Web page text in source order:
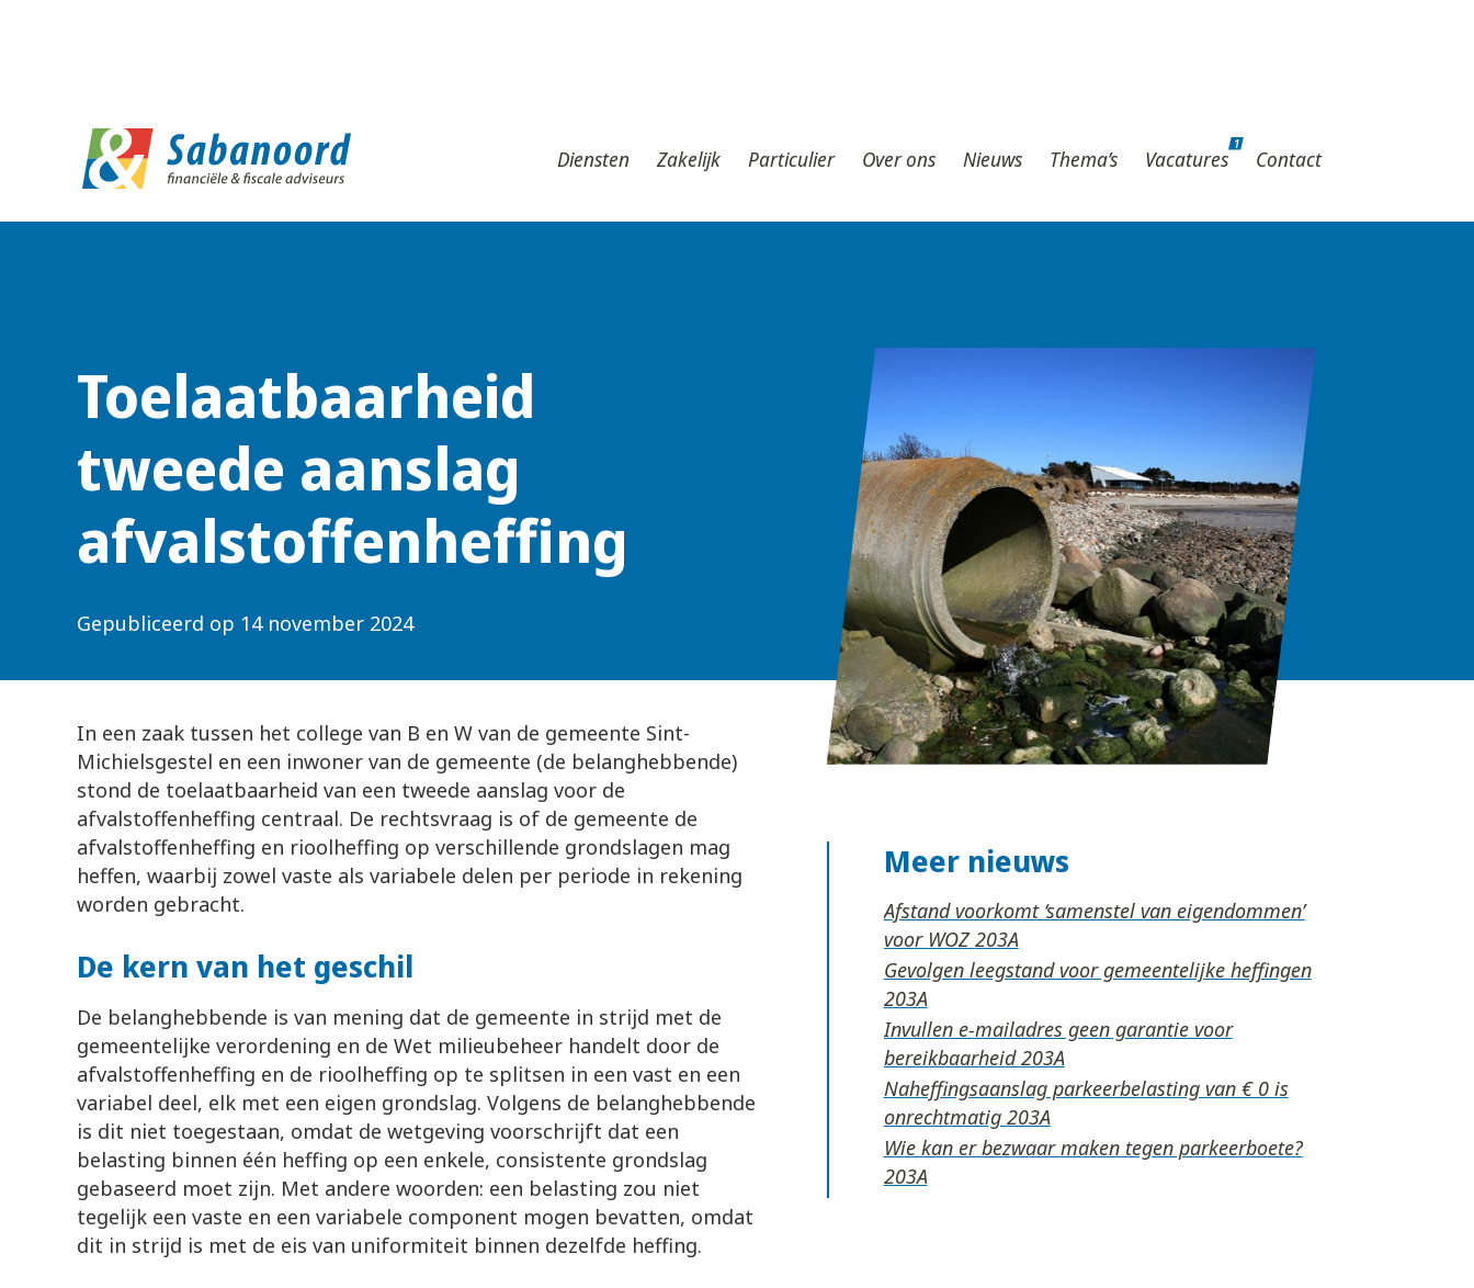
Diensten Zakelijk Particulier Over ons Nieuws Thema’s Vacatures
1
Contact
Toelaatbaarheid
tweede aanslag
afvalstoffenheffing
Gepubliceerd op 14 november 2024
In een zaak tussen het college van B en W van de gemeente Sint-
Michielsgestel en een inwoner van de gemeente (de belanghebbende)
stond de toelaatbaarheid van een tweede aanslag voor de
afvalstoffenheffing centraal. De rechtsvraag is of de gemeente de
afvalstoffenheffing en rioolheffing op verschillende grondslagen mag
heffen, waarbij zowel vaste als variabele delen per periode in rekening
worden gebracht.
De kern van het geschil
De belanghebbende is van mening dat de gemeente in strijd met de
gemeentelijke verordening en de Wet milieubeheer handelt door de
afvalstoffenheffing en de rioolheffing op te splitsen in een vast en een
variabel deel, elk met een eigen grondslag. Volgens de belanghebbende
is dit niet toegestaan, omdat de wetgeving voorschrijft dat een
belasting binnen één heffing op een enkele, consistente grondslag
gebaseerd moet zijn. Met andere woorden: een belasting zou niet
tegelijk een vaste en een variabele component mogen bevatten, omdat
dit in strijd is met de eis van uniformiteit binnen dezelfde heffing.
Meer nieuws
Afstand voorkomt ‘samenstel van eigendommen’
voor WOZ
Gevolgen leegstand voor gemeentelijke heffingen
Invullen e-mailadres geen garantie voor
bereikbaarheid
Naheffingsaanslag parkeerbelasting van € 0 is
onrechtmatig
Wie kan er bezwaar maken tegen parkeerboete?